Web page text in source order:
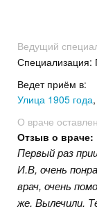
Ведущий
Специализация:
Ведет приём в:
Улица 1905 года
О враче
Отзыв о враче:
Первый раз
И.В, очень
врач, очень
же. Вылечили.